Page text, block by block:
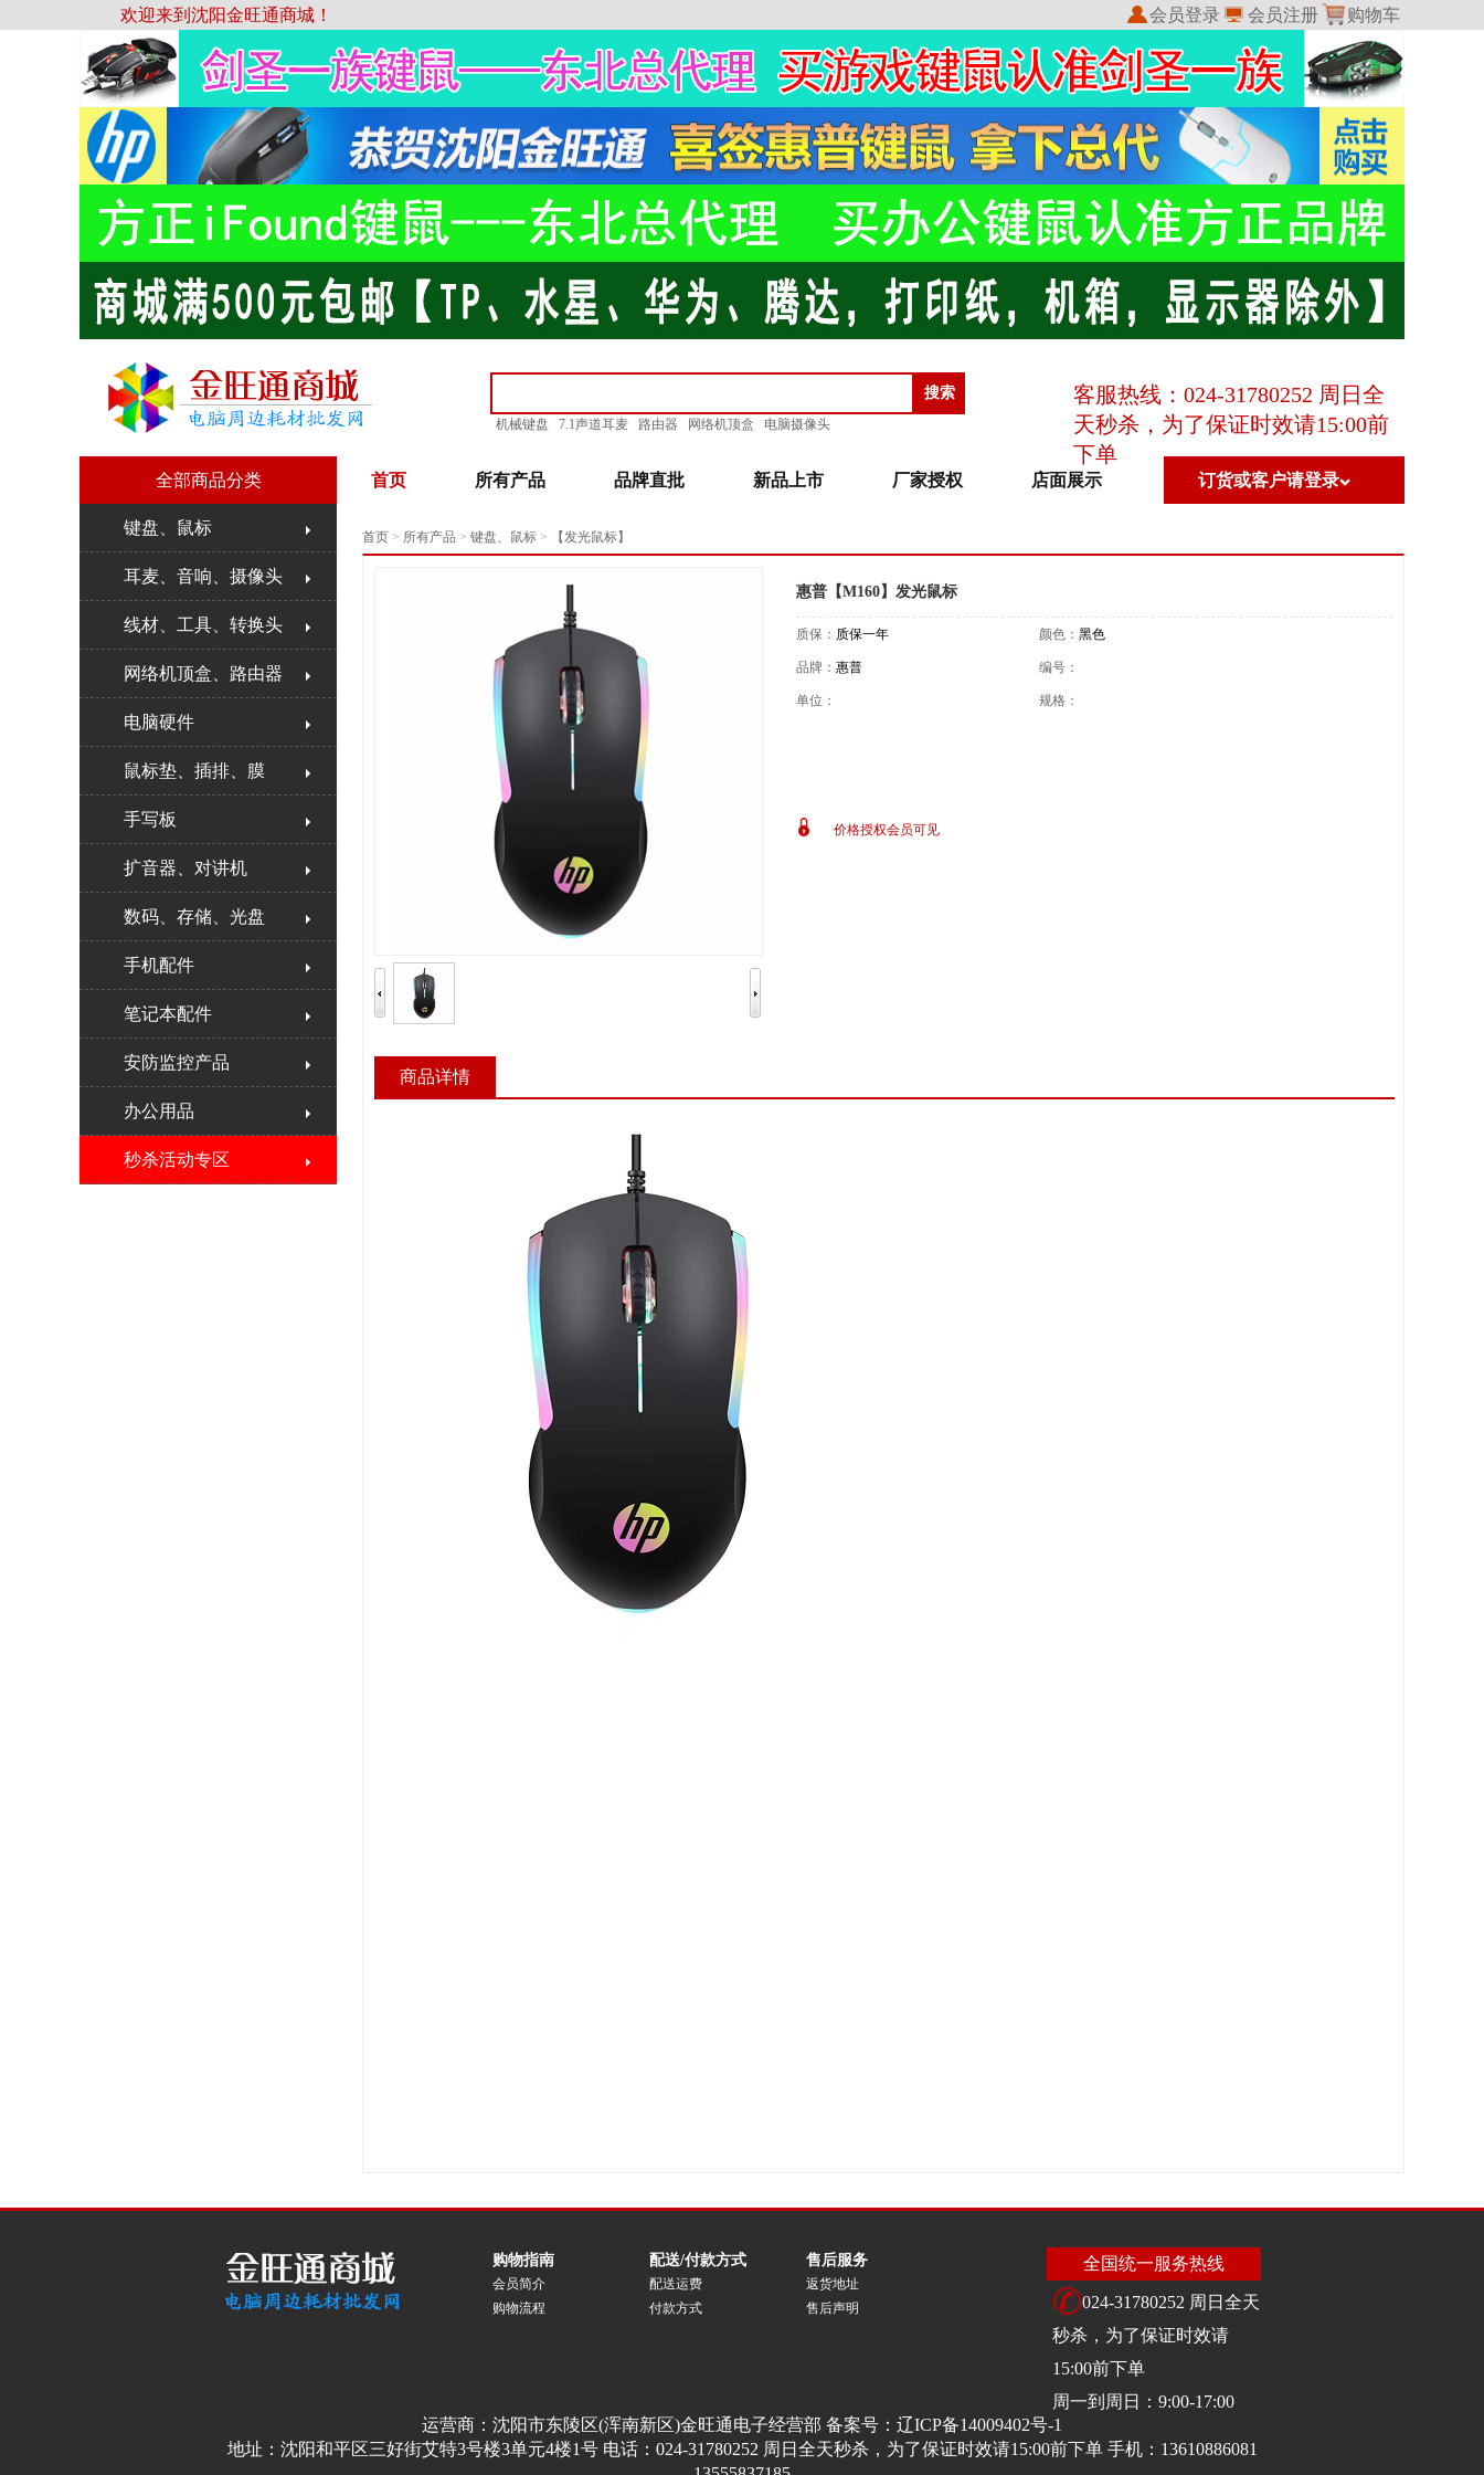
欢迎来到沈阳金旺通商城！ 会员登录 会员注册
购物车
我的收藏
我的订单
机械键盘 7.1声道耳麦 路由器 网络机顶盒 电脑摄像头
客服热线：024-31780252 周日全
天秒杀，为了保证时效请15:00前
下单
首页 所有产品 品牌直批 新品上市 厂家授权 店面展示 订货或客户请登录
全部商品分类
键盘、鼠标
耳麦、音响、摄像头
线材、工具、转换头
网络机顶盒、路由器
电脑硬件
鼠标垫、插排、膜
手写板
扩音器、对讲机
数码、存储、光盘
手机配件
笔记本配件
安防监控产品
办公用品
秒杀活动专区
首页 > 所有产品 > 键盘、鼠标 > 【发光鼠标】
惠普【M160】发光鼠标
质保： 质保一年 颜色： 黑色
品牌： 惠普 编号：
单位： 规格：
价格授权会员可见
商品详情
购物指南
会员简介
购物流程
配送/付款方式
配送运费
付款方式
售后服务
返货地址
售后声明
全国统一服务热线
024-31780252 周日全天
秒杀，为了保证时效请
15:00前下单
周一到周日：9:00-17:00
运营商：沈阳市东陵区(浑南新区)金旺通电子经营部 备案号： 辽ICP备14009402号-1
地址：沈阳和平区三好街艾特3号楼3单元4楼1号 电话：024-31780252 周日全天秒杀，为了保证时效请15:00前下单 手机：13610886081